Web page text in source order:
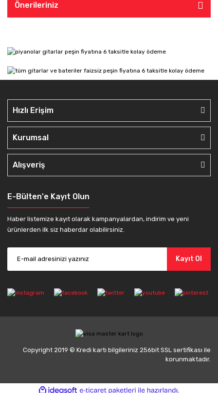
Önerileriniz
Hızlı Erişim
Kurumsal
Alışveriş
E-Bülten'e Kayıt Olun
Haber listemize kayıt olarak kampanyalardan, indirim ve yeni
ürünlerden ilk siz haberdar olabilirsiniz.
Kayıt Ol
Copyright 2019 © Kredi kartı bilgileriniz 256bit SSL sertifikası ile
korunmaktadır.
ideasoft e-